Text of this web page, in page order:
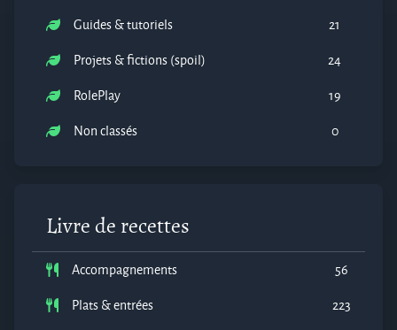
Guides & tutoriels
21
Projets & fictions (spoil)
24
RolePlay
19
Non classés
0
Livre de recettes
Accompagnements
56
Plats & entrées
223